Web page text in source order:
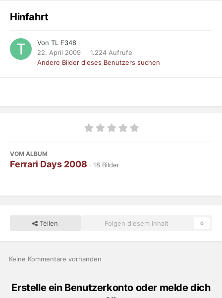
Hinfahrt
Von TL F348
22. April 2009
1.224 Aufrufe
Andere Bilder dieses Benutzers suchen
VOM ALBUM
Ferrari Days 2008 · 18 Bilder
Teilen Folgen diesem Inhalt 0
Keine Kommentare vorhanden
Erstelle ein Benutzerkonto oder melde dich